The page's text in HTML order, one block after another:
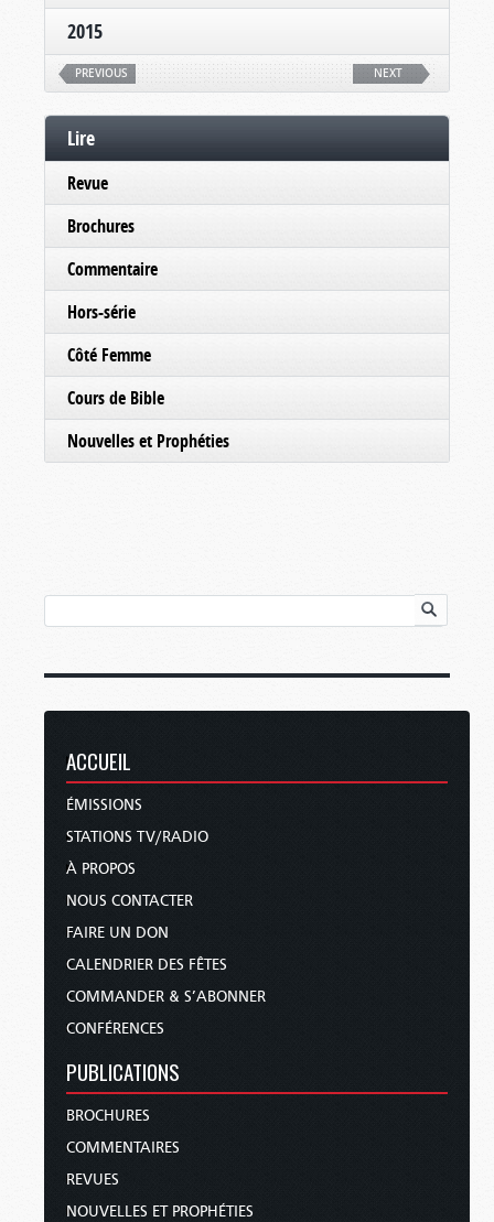
2015
PREVIOUS NEXT
Lire
Revue
Brochures
Commentaire
Hors-série
Côté Femme
Cours de Bible
Nouvelles et Prophéties
ACCUEIL
ÉMISSIONS
STATIONS TV/RADIO
À PROPOS
NOUS CONTACTER
FAIRE UN DON
CALENDRIER DES FÊTES
COMMANDER & S’ABONNER
CONFÉRENCES
PUBLICATIONS
BROCHURES
COMMENTAIRES
REVUES
NOUVELLES ET PROPHÉTIES